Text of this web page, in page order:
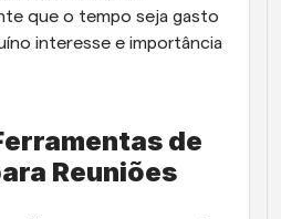
que o tempo seja gasto
interesse e importância
de
Reuniões